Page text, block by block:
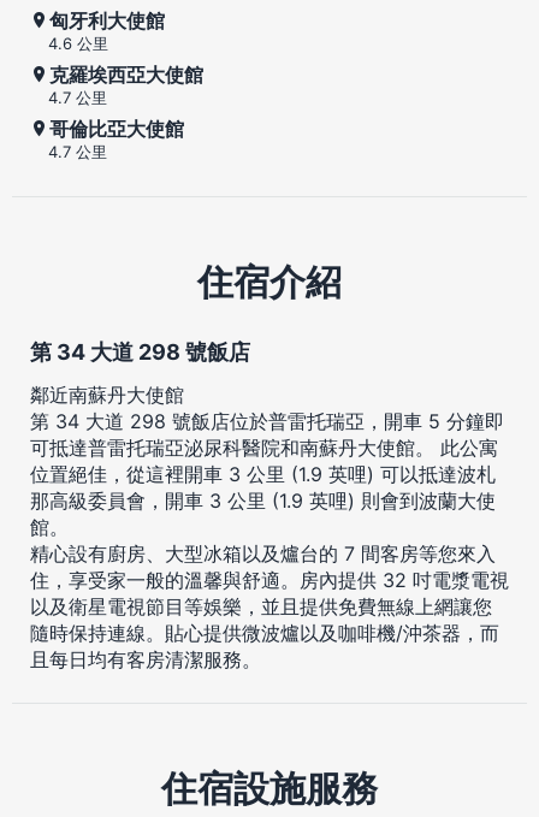
匈牙利大使館
4.6 公里
克羅埃西亞大使館
4.7 公里
哥倫比亞大使館
4.7 公里
住宿介紹
第 34 大道 298 號飯店
鄰近南蘇丹大使館
第 34 大道 298 號飯店位於普雷托瑞亞，開車 5 分鐘即
可抵達普雷托瑞亞泌尿科醫院和南蘇丹大使館。 此公寓
位置絕佳，從這裡開車 3 公里 (1.9 英哩) 可以抵達波札
那高級委員會，開車 3 公里 (1.9 英哩) 則會到波蘭大使
館。
精心設有廚房、大型冰箱以及爐台的 7 間客房等您來入
住，享受家一般的溫馨與舒適。房內提供 32 吋電漿電視
以及衛星電視節目等娛樂，並且提供免費無線上網讓您
隨時保持連線。貼心提供微波爐以及咖啡機/沖茶器，而
且每日均有客房清潔服務。
住宿設施服務